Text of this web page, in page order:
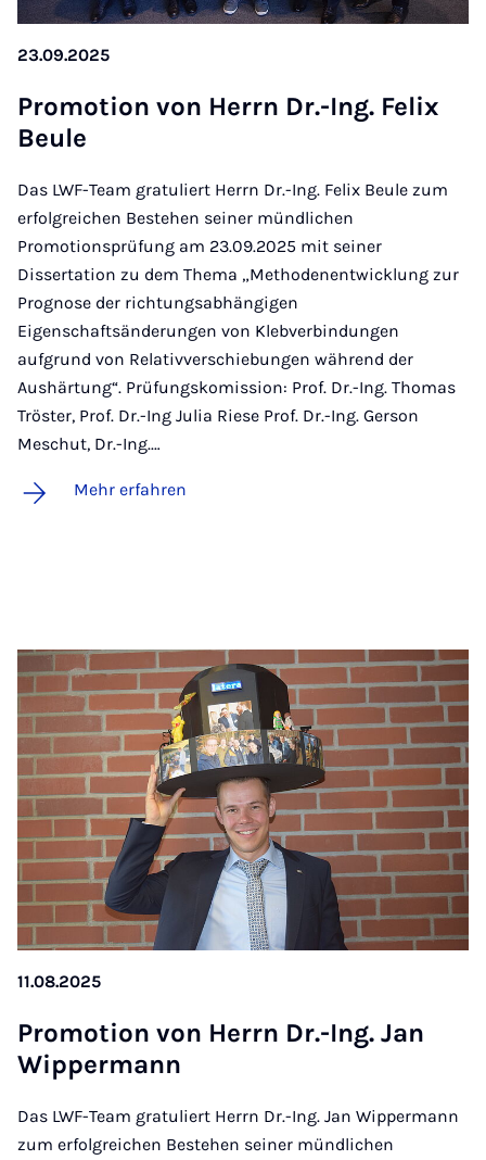
23.09.2025
Pro­mo­ti­on von Herrn Dr.-Ing. Fe­lix
Beu­le
Das LWF-Team gratuliert Herrn Dr.-Ing. Felix Beule zum
erfolgreichen Bestehen seiner mündlichen
Promotionsprüfung am 23.09.2025 mit seiner
Dissertation zu dem Thema „Methodenentwicklung zur
Prognose der richtungsabhängigen
Eigenschaftsänderungen von Klebverbindungen
aufgrund von Relativverschiebungen während der
Aushärtung“. Prüfungskomission: Prof. Dr.-Ing. Thomas
Tröster, Prof. Dr.-Ing Julia Riese Prof. Dr.-Ing. Gerson
Meschut, Dr.-Ing.…
Mehr erfahren
11.08.2025
Pro­mo­ti­on von Herrn Dr.-Ing. Jan
Wip­per­mann
Das LWF-Team gratuliert Herrn Dr.-Ing. Jan Wippermann
zum erfolgreichen Bestehen seiner mündlichen